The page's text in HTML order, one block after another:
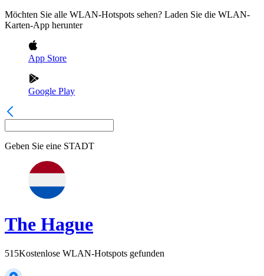
Möchten Sie alle WLAN-Hotspots sehen? Laden Sie die WLAN-
Karten-App herunter
App Store
Google Play
Geben Sie eine STADT
The Hague
515Kostenlose WLAN-Hotspots gefunden